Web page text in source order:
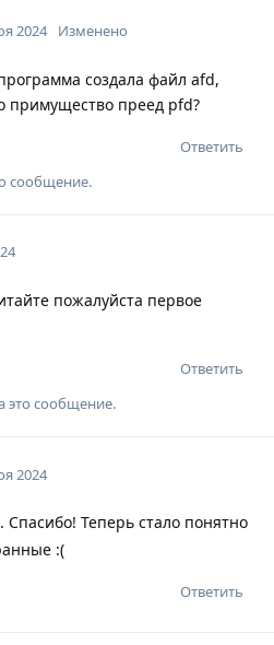
2024 Изменено
создала файл afd,
примущество преед pfd?
Ответить
сообщение.
пожалуйста первое
Ответить
это сообщение.
2024
Спасибо! Теперь стало понятно
:(
Ответить